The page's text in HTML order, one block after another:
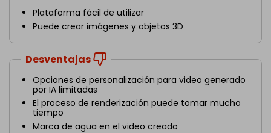
Plataforma fácil de utilizar
Puede crear imágenes y objetos 3D
Desventajas
Opciones de personalización para video generado
por IA limitadas
El proceso de renderización puede tomar mucho
tiempo
Marca de agua en el video creado